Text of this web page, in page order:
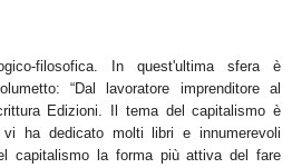
filosofica. In quest'ultima sfera è
“Dal lavoratore imprenditore al
Edizioni. Il tema del capitalismo è
ha dedicato molti libri e innumerevoli
capitalismo la forma più attiva del fare